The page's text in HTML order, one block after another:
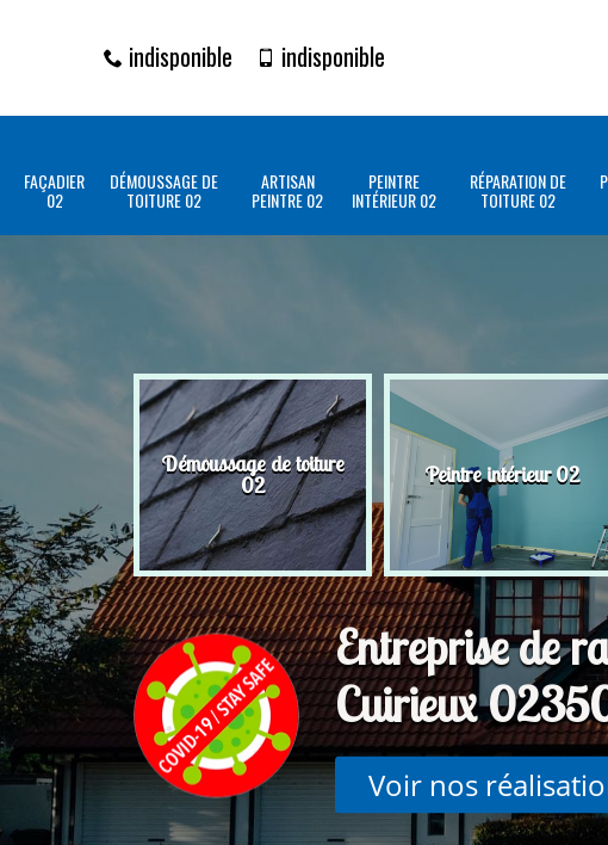
indisponible indisponible
FAÇADIER
02
DÉMOUSSAGE DE
TOITURE 02
ARTISAN
PEINTRE 02
PEINTRE
INTÉRIEUR 02
RÉPARATION DE
TOITURE 02
Démoussage de toiture
02 Peintre intérieur 02
Entreprise de
Cuirieux
Voir nos